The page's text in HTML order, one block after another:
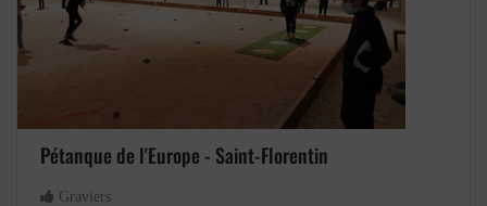
Pétanque de l'Europe - Saint-Florentin
Graviers